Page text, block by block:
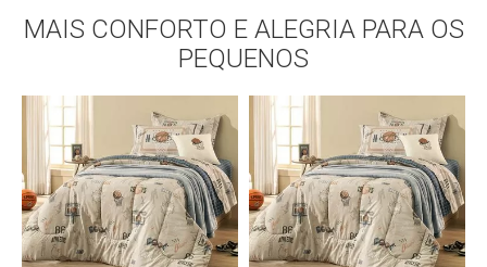
Compra rápida
MAIS CONFORTO E ALEGRIA PARA OS
PEQUENOS